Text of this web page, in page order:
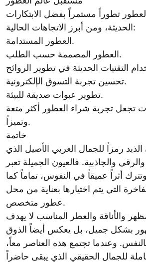
تطوراً مستمراً بفضل الابتكارات
الحديثة، ومن أبرز الاتجاهات الحالية:
العطور المستدامة.
العطور المصممة حسب الطلب.
تحسين تجربة التسوق الإلكترونية.
تطوير عبوات صديقة للبيئة.
تجعل تجربة شراء العطور أكثر متعة
وتميزاً.
خاتمة
رمزاً للجمال العربي الأصيل الذي
والجاذبية. فالعيون الجميلة تعبر
أثراً عميقاً في النفوس، تماماً كما
التي يتم اختيارها بعناية من محل
عطور متخصص.
والأناقة والعطر المناسب لا يهدف
بشكل جميل، بل يعكس أيضاً الذوق
وعندما تجتمع هذه العناصر معاً،
للجمال الحقيقي الذي يبقى حاضراً